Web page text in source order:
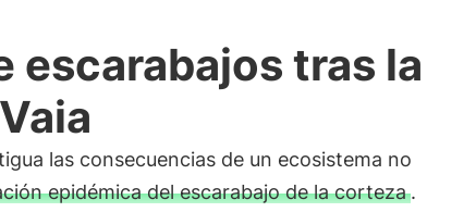
escarabajos tras la
las consecuencias de un ecosistema no
epidémica del escarabajo de la corteza.